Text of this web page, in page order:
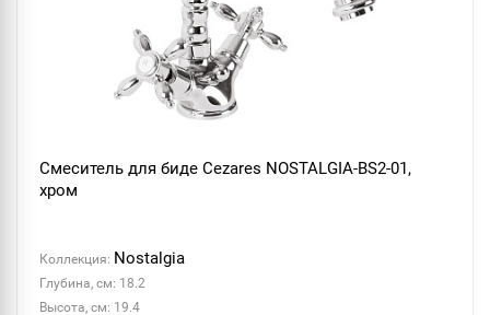
Смеситель для биде Cezares NOSTALGIA-BS2-01,
хром
Коллекция: Nostalgia
Глубина, см: 18.2
Высота, см: 19.4